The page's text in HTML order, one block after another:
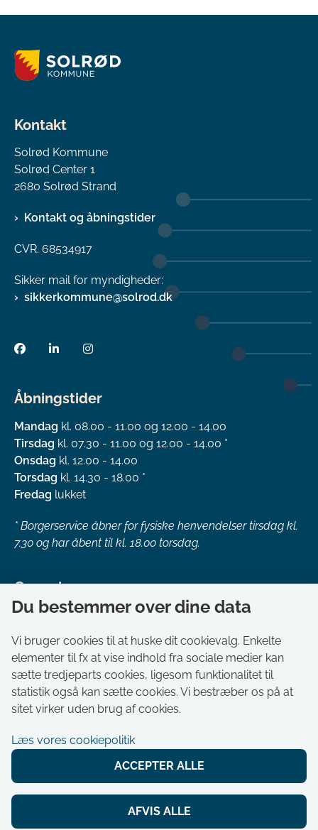
Kontakt
Solrød Kommune
Solrød Center 1
2680 Solrød Strand
Kontakt og åbningstider
CVR. 68534917
Sikker mail for myndigheder:
sikkerkommune@solrod.dk
Åbningstider
Mandag kl. 08.00 - 11.00 og 12.00 - 14.00
Tirsdag kl. 07.30 - 11.00 og 12.00 - 14.00 *
Onsdag kl. 12.00 - 14.00
Torsdag kl. 14.30 - 18.00 *
Fredag lukket
* Borgerservice åbner for fysiske henvendelser tirsdag kl.
7.30 og har åbent til kl. 18.00 torsdag.
Genveje
Om kommunen
Aktuelt
Akut hjælp
Bestil tid i Borgerservice
Ledige stillinger
Selvbetjening
Tilgængelighedserklæring
Du bestemmer over dine data
Vi bruger cookies til at huske dit cookievalg. Enkelte
elementer til fx at vise indhold fra sociale medier kan
sætte tredjeparts cookies, ligesom funktionalitet til
statistik også kan sætte cookies. Vi bestræber os på at
sitet virker uden brug af cookies.
Læs vores cookiepolitik
ACCEPTER ALLE
AFVIS ALLE